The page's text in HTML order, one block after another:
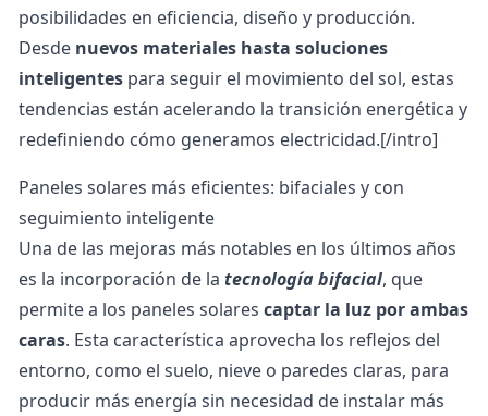
posibilidades en eficiencia, diseño y producción.
Desde nuevos materiales hasta soluciones
inteligentes para seguir el movimiento del sol, estas
tendencias están acelerando la transición energética y
redefiniendo cómo generamos electricidad.[/intro]
Paneles solares más eficientes: bifaciales y con
seguimiento inteligente
Una de las mejoras más notables en los últimos años
es la incorporación de la tecnología bifacial, que
permite a los paneles solares captar la luz por ambas
caras. Esta característica aprovecha los reflejos del
entorno, como el suelo, nieve o paredes claras, para
producir más energía sin necesidad de instalar más